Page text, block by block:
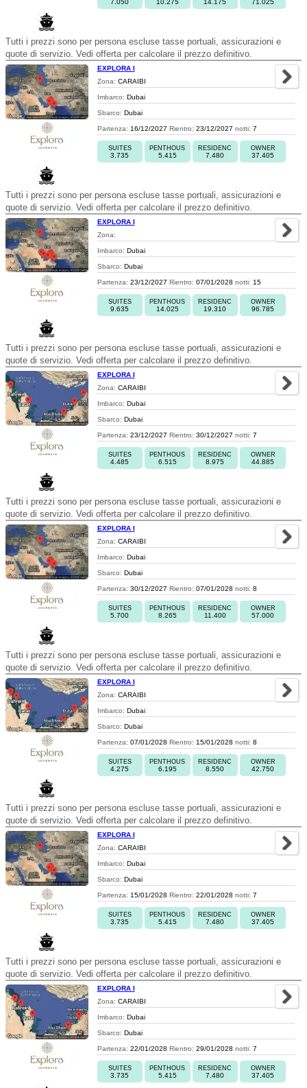
7.050 10.275 14.175 71.025
Tutti i prezzi sono per persona escluse tasse portuali, assicurazioni e
quote di servizio. Vedi offerta per calcolare il prezzo definitivo.
EXPLORA I
Zona: CARAIBI
Imbarco: Dubai
Sbarco: Dubai
Partenza: 16/12/2027 Rientro: 23/12/2027 notti: 7
SUITES
3.735
PENTHOUS
5.415
RESIDENC
7.480
OWNER
37.405
Tutti i prezzi sono per persona escluse tasse portuali, assicurazioni e
quote di servizio. Vedi offerta per calcolare il prezzo definitivo.
EXPLORA I
Zona:
Imbarco: Dubai
Sbarco: Dubai
Partenza: 23/12/2027 Rientro: 07/01/2028 notti: 15
SUITES
9.635
PENTHOUS
14.025
RESIDENC
19.310
OWNER
96.785
Tutti i prezzi sono per persona escluse tasse portuali, assicurazioni e
quote di servizio. Vedi offerta per calcolare il prezzo definitivo.
EXPLORA I
Zona: CARAIBI
Imbarco: Dubai
Sbarco: Dubai
Partenza: 23/12/2027 Rientro: 30/12/2027 notti: 7
SUITES
4.485
PENTHOUS
6.515
RESIDENC
8.975
OWNER
44.885
Tutti i prezzi sono per persona escluse tasse portuali, assicurazioni e
quote di servizio. Vedi offerta per calcolare il prezzo definitivo.
EXPLORA I
Zona: CARAIBI
Imbarco: Dubai
Sbarco: Dubai
Partenza: 30/12/2027 Rientro: 07/01/2028 notti: 8
SUITES
5.700
PENTHOUS
8.265
RESIDENC
11.400
OWNER
57.000
Tutti i prezzi sono per persona escluse tasse portuali, assicurazioni e
quote di servizio. Vedi offerta per calcolare il prezzo definitivo.
EXPLORA I
Zona: CARAIBI
Imbarco: Dubai
Sbarco: Dubai
Partenza: 07/01/2028 Rientro: 15/01/2028 notti: 8
SUITES
4.275
PENTHOUS
6.195
RESIDENC
8.550
OWNER
42.750
Tutti i prezzi sono per persona escluse tasse portuali, assicurazioni e
quote di servizio. Vedi offerta per calcolare il prezzo definitivo.
EXPLORA I
Zona: CARAIBI
Imbarco: Dubai
Sbarco: Dubai
Partenza: 15/01/2028 Rientro: 22/01/2028 notti: 7
SUITES
3.735
PENTHOUS
5.415
RESIDENC
7.480
OWNER
37.405
Tutti i prezzi sono per persona escluse tasse portuali, assicurazioni e
quote di servizio. Vedi offerta per calcolare il prezzo definitivo.
EXPLORA I
Zona: CARAIBI
Imbarco: Dubai
Sbarco: Dubai
Partenza: 22/01/2028 Rientro: 29/01/2028 notti: 7
SUITES
3.735
PENTHOUS
5.415
RESIDENC
7.480
OWNER
37.405